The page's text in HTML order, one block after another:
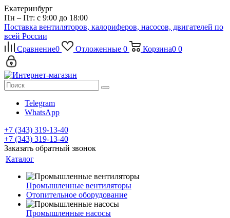
Екатеринбург
Пн – Пт: с 9:00 до 18:00
Поставка вентиляторов, калориферов, насосов, двигателей по
всей России
Сравнение0 Отложенные 0 Корзина0 0
Telegram
WhatsApp
+7 (343) 319-13-40
+7 (343) 319-13-40
Заказать обратный звонок
Каталог
Промышленные вентиляторы
Отопительное оборудование
Промышленные насосы